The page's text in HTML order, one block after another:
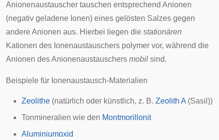
Anionenaustauscher tauschen entsprechend Anionen
(negativ geladene Ionen) eines gelösten Salzes gegen
andere Anionen aus. Hierbei liegen die stationären
Kationen des Ionenaustauschers polymer vor, während die
Anionen des Anionenaustauschers mobil sind.
Beispiele für Ionenaustausch-Materialien
Zeolithe (natürlich oder künstlich, z. B. Zeolith A (Sasil))
Tonmineralien wie den Montmorillonit
Aluminiumoxid